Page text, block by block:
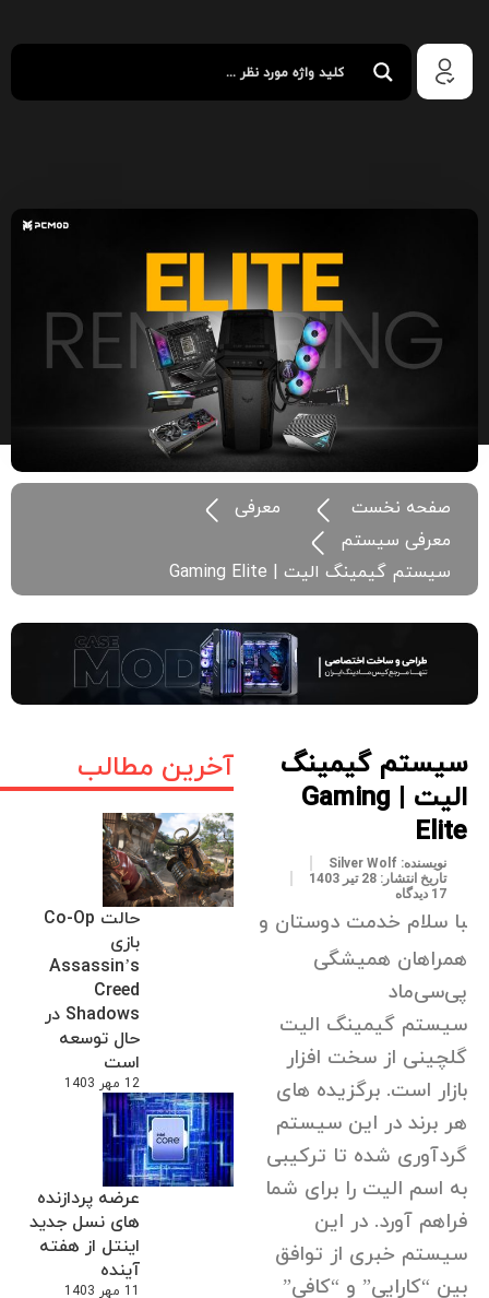
صفحه نخست
معرفی
معرفی سیستم
سیستم گیمینگ الیت | Gaming Elite
آخرین مطالب
حالت Co-Op
بازی
Assassin’s
Creed
Shadows در
حال توسعه
است
12 مهر 1403
عرضه پردازنده
های نسل جدید
اینتل از هفته
آینده
11 مهر 1403
سیستم گیمینگ
الیت | Gaming
Elite
نویسنده: Silver Wolf
تاریخ انتشار: 28 تیر 1403
17 دیدگاه
با سلام خدمت دوستان و
همراهان همیشگی
پی‌سی‌ماد
سیستم گیمینگ الیت
گلچینی از سخت افزار
بازار است. برگزیده های
هر برند در این سیستم
گردآوری شده تا ترکیبی
به اسم الیت را برای شما
فراهم آورد. در این
سیستم خبری از توافق
بین “کارایی” و “کافی”